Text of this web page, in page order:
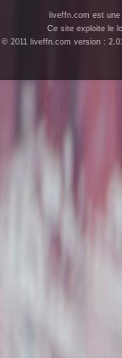
liveffn.com est
Ce site exploite le
© 2011 liveffn.com version :